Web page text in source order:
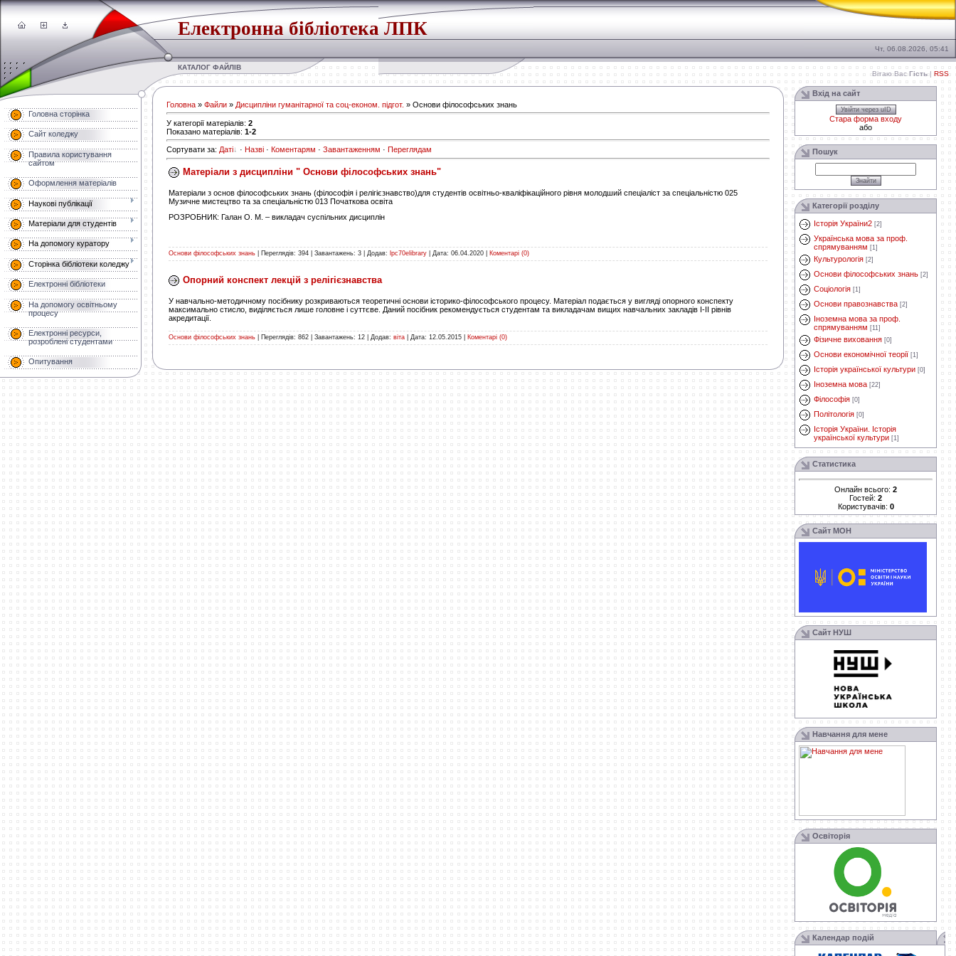
Електронна бібліотека ЛПК
Чт, 06.08.2026, 05:41
КАТАЛОГ ФАЙЛІВ
Вітаю Вас Гість | RSS
Головна сторінка
Сайт коледжу
Правила користування
сайтом
Оформлення матеріалів
Наукові публікації
Матеріали для студентів
На допомогу куратору
Сторінка бібліотеки коледжу
Електронні бібліотеки
На допомогу освітньому
процесу
Електронні ресурси,
розроблені студентами
Опитування
Головна » Файли » Дисципліни гуманітарної та соц-економ. підгот. » Основи філософських знань
У категорії матеріалів: 2
Показано матеріалів: 1-2
Сортувати за: Даті · Назві · Коментарям · Завантаженням · Переглядам
Матеріали з дисципліни " Основи філософських знань"
Матеріали з основ філософських знань (філософія і релігієзнавство)для студентів освітньо-кваліфікаційного рівня молодший спеціаліст за спеціальністю 025
Музичне мистецтво та за спеціальністю 013 Початкова освіта
РОЗРОБНИК: Галан О. М. – викладач суспільних дисциплін
Основи філософських знань Переглядів: 394 Завантажень: 3 Додав: lpc70elibrary Дата: 06.04.2020 Коментарі (0)
Опорний конспект лекцій з релігієзнавства
У навчально-методичному посібнику розкриваються теоретичні основи історико-філософського процесу. Матеріал подається у вигляді опорного конспекту
максимально стисло, виділяється лише головне і суттєве. Даний посібник рекомендується студентам та викладачам вищих навчальних закладів І-ІІ рівнів
акредитації.
Основи філософських знань Переглядів: 862 Завантажень: 12 Додав: віта Дата: 12.05.2015 Коментарі (0)
Вхід на сайт
Увійти через uID
Стара форма входу
або
Пошук
Категорії розділу
Історія України2 [2]
Українська мова за проф.
спрямуванням [1]
Культурологія [2]
Основи філософських знань [2]
Соціологія [1]
Основи правознавства [2]
Іноземна мова за проф.
спрямуванням [11]
Фізичне виховання [0]
Основи економічної теорії [1]
Історія української культури [0]
Іноземна мова [22]
Філософія [0]
Політологія [0]
Історія України. Історія
української культури [1]
Статистика
Онлайн всього: 2
Гостей: 2
Користувачів: 0
Сайт МОН
Сайт НУШ
Навчання для мене
Освіторія
Календар подій